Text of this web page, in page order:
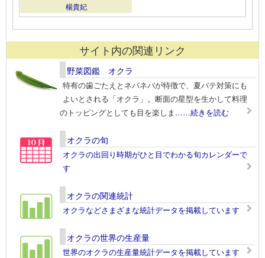
楊貴妃
サイト内の関連リンク
野菜図鑑 オクラ
特有の歯ごたえとネバネバが特徴で、夏バテ対策にも
よいとされる「オクラ」。断面の星型を生かして料理
のトッピングとしても目を楽しま ……続きを読む
オクラの旬
オクラの出回り時期がひと目でわかる旬カレンダーで
す
オクラの関連統計
オクラなどさまざまな統計データを掲載しています
オクラの世界の生産量
世界のオクラの生産量統計データを掲載しています